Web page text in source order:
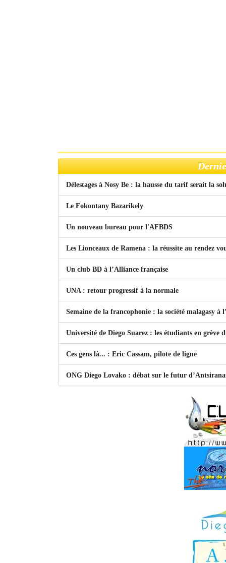
Délestages à Nosy Be : la hausse du tarif serait la
Le Fokontany Bazarikely
Un nouveau bureau pour l'AFBDS
Les Lionceaux de Ramena : la réussite au rendez
Un club BD à l’Alliance française
UNA : retour progressif à la normale
Semaine de la francophonie : la société malagasy à
Université de Diego Suarez : les étudiants en grève
Ces gens là... : Eric Cassam, pilote de ligne
ONG Diego Lovako : débat sur le futur